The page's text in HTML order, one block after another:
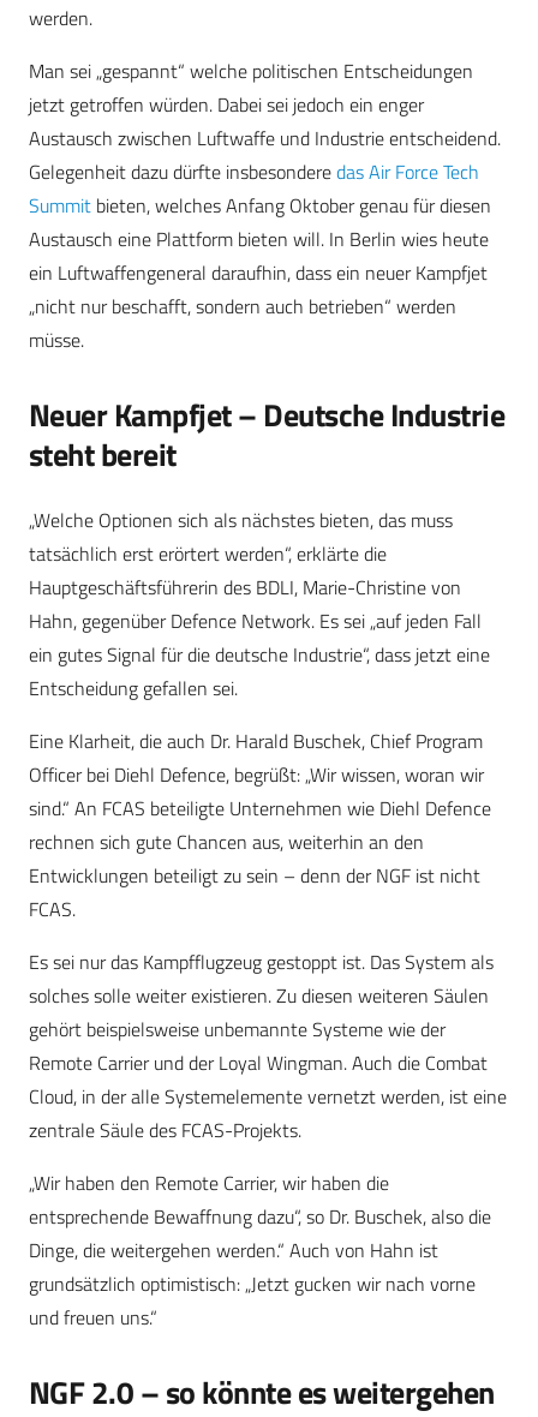
werden.
Man sei „gespannt“ welche politischen Entscheidungen
jetzt getroffen würden. Dabei sei jedoch ein enger
Austausch zwischen Luftwaffe und Industrie entscheidend.
Gelegenheit dazu dürfte insbesonderedas Air Force Tech
Summit bieten, welches Anfang Oktober genau für diesen
Austausch eine Plattform bieten will. In Berlin wies heute
ein Luftwaffengeneral daraufhin, dass ein neuer Kampfjet
„nicht nur beschafft, sondern auch betrieben“ werden
müsse.
Neuer Kampfjet – Deutsche Industrie
steht bereit
„Welche Optionen sich als nächstes bieten, das muss
tatsächlich erst erörtert werden“, erklärte die
Hauptgeschäftsführerin des BDLI, Marie-Christine von
Hahn, gegenüber Defence Network. Es sei „auf jeden Fall
ein gutes Signal für die deutsche Industrie“, dass jetzt eine
Entscheidung gefallen sei.
Eine Klarheit, die auch Dr. Harald Buschek, Chief Program
Officer bei Diehl Defence, begrüßt: „Wir wissen, woran wir
sind.“ An FCAS beteiligte Unternehmen wie Diehl Defence
rechnen sich gute Chancen aus, weiterhin an den
Entwicklungen beteiligt zu sein – denn der NGF ist nicht
FCAS.
Es sei nur das Kampfflugzeug gestoppt ist. Das System als
solches solle weiter existieren. Zu diesen weiteren Säulen
gehört beispielsweise unbemannte Systeme wie der
Remote Carrier und der Loyal Wingman. Auch die Combat
Cloud, in der alle Systemelemente vernetzt werden, ist eine
zentrale Säule des FCAS-Projekts.
„Wir haben den Remote Carrier, wir haben die
entsprechende Bewaffnung dazu“, so Dr. Buschek, also die
Dinge, die weitergehen werden.“ Auch von Hahn ist
grundsätzlich optimistisch: „Jetzt gucken wir nach vorne
und freuen uns.“
NGF 2.0 – so könnte es weitergehen